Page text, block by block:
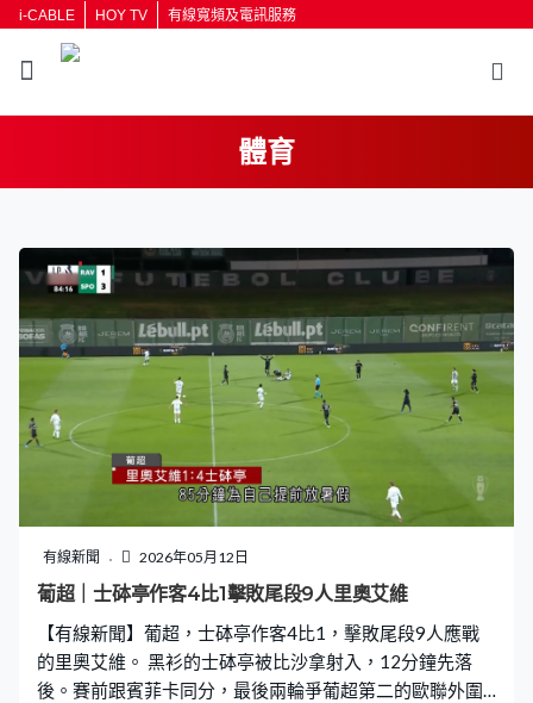
i-CABLE HOY TV 有線寬頻及電訊服務
體育
按輸入鍵開始搜尋
有線新聞 2026年05月12日
葡超｜士砵亭作客4比1擊敗尾段9人里奧艾維
【有線新聞】葡超，士砵亭作客4比1，擊敗尾段9人應戰
的里奧艾維。 黑衫的士砵亭被比沙拿射入，12分鐘先落
後。賽前跟賓菲卡同分，最後兩輪爭葡超第二的歐聯外圍